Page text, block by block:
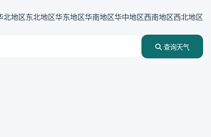
北地区东北地区华东地区华南地区华中地区西南地区西北地区
查询天气